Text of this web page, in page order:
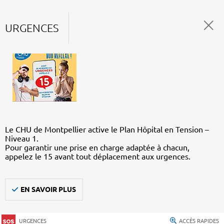
URGENCES
Le CHU de Montpellier active le Plan Hôpital en Tension –
Niveau 1.
Pour garantir une prise en charge adaptée à chacun,
appelez le 15 avant tout déplacement aux urgences.
EN SAVOIR PLUS
URGENCES ACCÈS RAPIDES